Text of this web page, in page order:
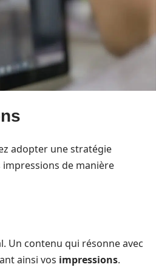
adopter une stratégie
de manière
Un contenu qui résonne avec
ainsi vos impressions.